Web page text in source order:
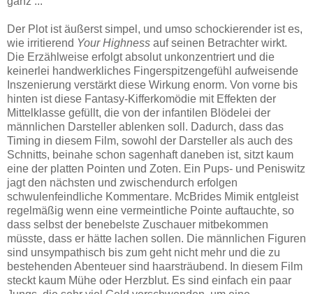
Der Plot ist äußerst simpel, und umso schockierender ist es,
wie irritierend Your Highness auf seinen Betrachter wirkt.
Die Erzählweise erfolgt absolut unkonzentriert und die
keinerlei handwerkliches Fingerspitzengefühl aufweisende
Inszenierung verstärkt diese Wirkung enorm. Von vorne bis
hinten ist diese Fantasy-Kifferkomödie mit Effekten der
Mittelklasse gefüllt, die von der infantilen Blödelei der
männlichen Darsteller ablenken soll. Dadurch, dass das
Timing in diesem Film, sowohl der Darsteller als auch des
Schnitts, beinahe schon sagenhaft daneben ist, sitzt kaum
eine der platten Pointen und Zoten. Ein Pups- und Peniswitz
jagt den nächsten und zwischendurch erfolgen
schwulenfeindliche Kommentare. McBrides Mimik entgleist
regelmäßig wenn eine vermeintliche Pointe auftauchte, so
dass selbst der benebelste Zuschauer mitbekommen
müsste, dass er hätte lachen sollen. Die männlichen Figuren
sind unsympathisch bis zum geht nicht mehr und die zu
bestehenden Abenteuer sind haarsträubend. In diesem Film
steckt kaum Mühe oder Herzblut. Es sind einfach ein paar